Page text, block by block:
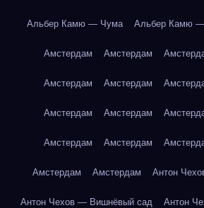
Альбер Камю — Чума Альбер Камю
Амстердам Амстердам
Амстердам Амстердам
Амстердам Амстердам
Амстердам Амстердам
Амстердам Амстердам Антон
Антон Чехов — Вишнёвый сад Антон